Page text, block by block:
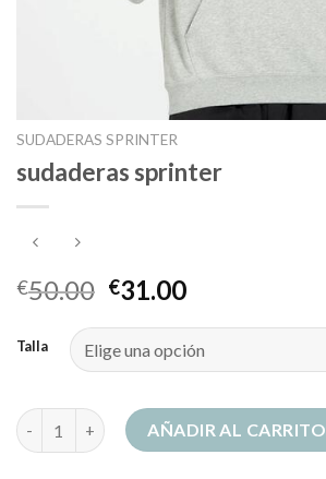
SUDADERAS SPRINTER
sudaderas sprinter
€50.00 €31.00
Talla
sudaderas sprinter cantidadAÑADIR AL CARRITO